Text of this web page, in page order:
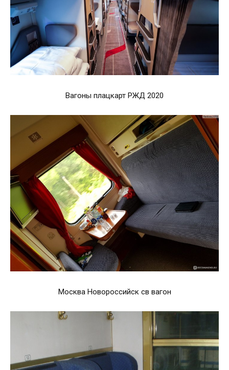
Вагоны плацкарт РЖД 2020
Москва Новороссийск св вагон